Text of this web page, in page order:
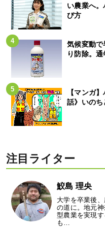
い農業へ
び方
気候変動
り防除。
【マンガ
話》いの
注目ライター
鮫島 理央
大学を卒業後
の道に。地元
型農業を実現
も…